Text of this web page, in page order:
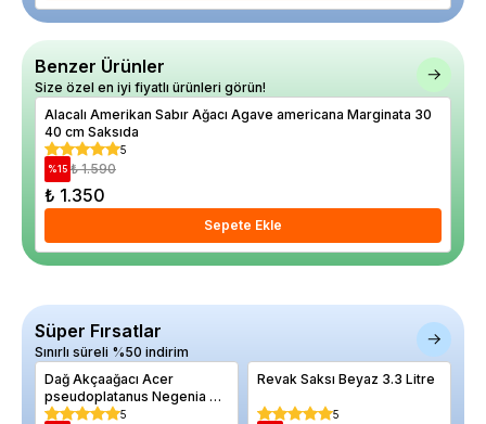
Benzer Ürünler
Size özel en iyi fiyatlı ürünleri görün!
Alacalı Amerikan Sabır Ağacı Agave americana Marginata 30
40 cm Saksıda
5
%15 ₺ 1.590
₺ 1.350
Sepete Ekle
Süper Fırsatlar
Sınırlı süreli %50 indirim
Dağ Akçaağacı Acer
pseudoplatanus Negenia 80
100 cm
5
Revak Saksı Beyaz 3.3 Litre
5